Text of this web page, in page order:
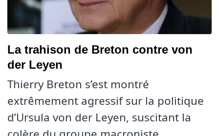
La trahison de Breton contre von
der Leyen
Thierry Breton s’est montré
extrêmement agressif sur la politique
d’Ursula von der Leyen, suscitant la